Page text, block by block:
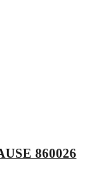
860026